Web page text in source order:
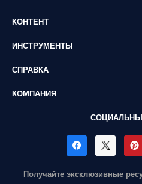
КОНТЕНТ
ИНСТРУМЕНТЫ
СПРАВКА
КОМПАНИЯ
Получайте эксклюзивные